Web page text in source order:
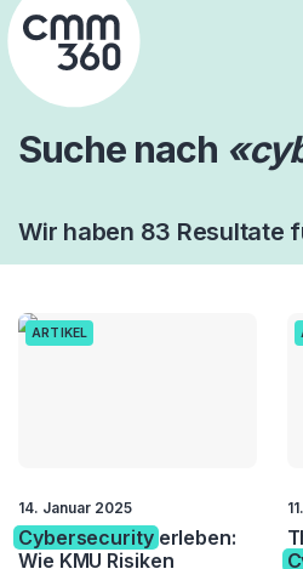
Skip
to
content
Suche nach
Wir haben 83 Resultate
ARTIKEL
14. Januar 2025
Cybersecurityerleben:
Wie KMU Risiken